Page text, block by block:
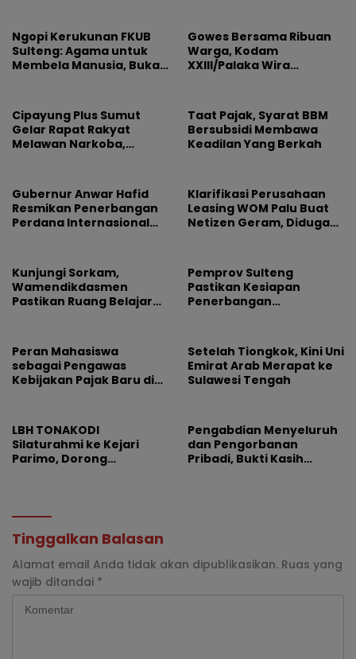
Olahraga Arena
Kepentingan Sesaat
Ngopi Kerukunan FKUB
Sulteng: Agama untuk
Membela Manusia, Bukan
Gowes Bersama Ribuan
Warga, Kodam
XXIII/Palaka Wira
Cipayung Plus Sumut
Gelar Rapat Rakyat
Melawan Narkoba,
Taat Pajak, Syarat BBM
Bersubsidi Membawa
Keadilan Yang Berkah
Gubernur Anwar Hafid
Resmikan Penerbangan
Perdana Internasional
Klarifikasi Perusahaan
Leasing WOM Palu Buat
Netizen Geram, Diduga
Kunjungi Sorkam,
Wamendikdasmen
Pastikan Ruang Belajar
Pemprov Sulteng
Pastikan Kesiapan
Penerbangan
Peran Mahasiswa
sebagai Pengawas
Kebijakan Pajak Baru di
Setelah Tiongkok, Kini Uni
Emirat Arab Merapat ke
Sulawesi Tengah
LBH TONAKODI
Silaturahmi ke Kejari
Parimo, Dorong
Pengabdian Menyeluruh
dan Pengorbanan
Pribadi, Bukti Kasih
Tinggalkan Balasan
Alamat email Anda tidak akan dipublikasikan. Ruas yang
wajib ditandai *